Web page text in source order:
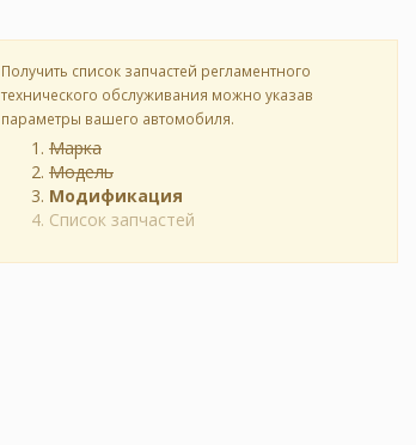
Получить список запчастей регламентного
технического обслуживания можно указав
параметры вашего автомобиля.
Марка
Модель
Модификация
Список запчастей